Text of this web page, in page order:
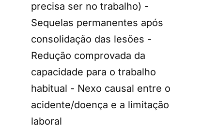
precisa ser no trabalho) -
Sequelas permanentes após
consolidação das lesões -
Redução comprovada da
capacidade para o trabalho
habitual - Nexo causal entre o
acidente/doença e a limitação
laboral